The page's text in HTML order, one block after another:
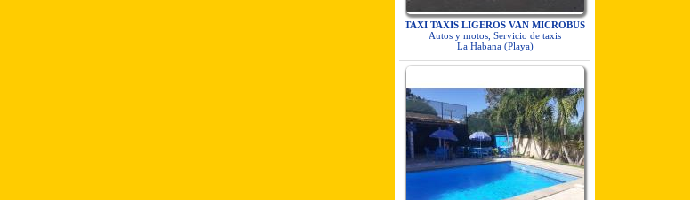
TAXI TAXIS LIGEROS VAN MICROBUS
Autos y motos, Servicio de taxis
La Habana (Playa)